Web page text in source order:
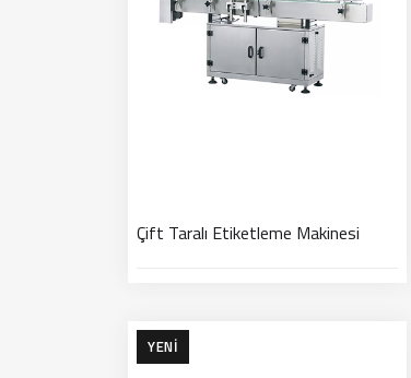
Çift Taralı Etiketleme Makinesi
YENI